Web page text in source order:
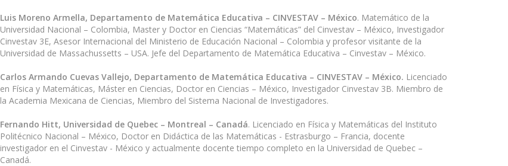
Luis Moreno Armella, Departamento de Matemática Educativa – CINVESTAV – México. Matemático de la
Universidad Nacional – Colombia, Master y Doctor en Ciencias “Matemáticas” del Cinvestav – México, Investigador
Cinvestav 3E, Asesor Internacional del Ministerio de Educación Nacional – Colombia y profesor visitante de la
Universidad de Massachussetts – USA. Jefe del Departamento de Matemática Educativa – Cinvestav – México.
Carlos Armando Cuevas Vallejo, Departamento de Matemática Educativa – CINVESTAV – México. Licenciado
en Física y Matemáticas, Máster en Ciencias, Doctor en Ciencias – México, Investigador Cinvestav 3B. Miembro de
la Academia Mexicana de Ciencias, Miembro del Sistema Nacional de Investigadores.
Fernando Hitt, Universidad de Quebec – Montreal – Canadá. Licenciado en Física y Matemáticas del Instituto
Politécnico Nacional – México, Doctor en Didáctica de las Matemáticas - Estrasburgo – Francia, docente
investigador en el Cinvestav - México y actualmente docente tiempo completo en la Universidad de Quebec –
Canadá.